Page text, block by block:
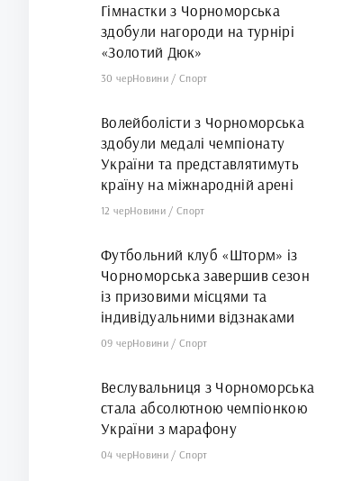
Гімнастки з Чорноморська
здобули нагороди на турнірі
«Золотий Дюк»
30 черНовини /Спорт
Волейболісти з Чорноморська
здобули медалі чемпіонату
України та представлятимуть
країну на міжнародній арені
12 черНовини /Спорт
Футбольний клуб «Шторм» із
Чорноморська завершив сезон
із призовими місцями та
індивідуальними відзнаками
09 черНовини /Спорт
Веслувальниця з Чорноморська
стала абсолютною чемпіонкою
України з марафону
04 черНовини /Спорт